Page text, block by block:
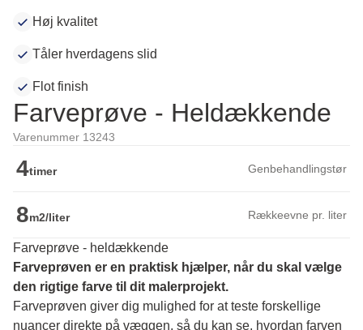
Høj kvalitet
Tåler hverdagens slid
Flot finish
Farveprøve - Heldækkende
Varenummer 13243
4timer Genbehandlingstør
8m2/liter Rækkeevne pr. liter
Farveprøve - heldækkende
Farveprøven er en praktisk hjælper, når du skal vælge
den rigtige farve til dit malerprojekt.
Farveprøven giver dig mulighed for at teste forskellige
nuancer direkte på væggen, så du kan se, hvordan farven